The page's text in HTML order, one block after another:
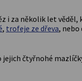
i za několik let
, trofeje ze dřeva, nebo
jejich čtyřnohé